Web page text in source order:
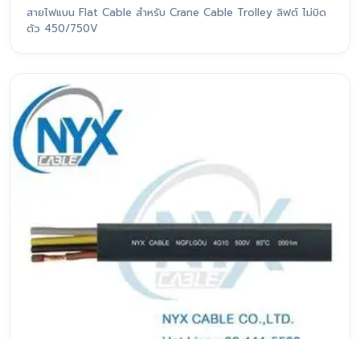
สายไฟแบน Flat Cable สำหรับ Crane Cable Trolley ลิฟต์ ไม่บิด
ตัว 450/750V